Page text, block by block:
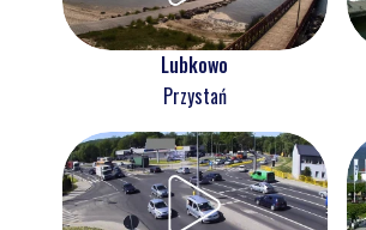
Lubkowo
Przystań